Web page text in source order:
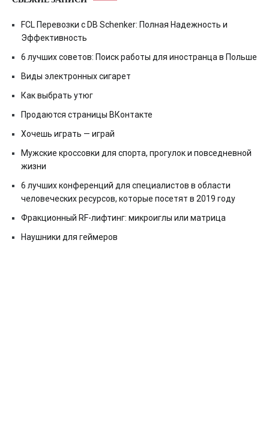
FCL Перевозки с DB Schenker: Полная Надежность и
Эффективность
6 лучших советов: Поиск работы для иностранца в Польше
Виды электронных сигарет
Как выбрать утюг
Продаются страницы ВКонтакте
Хочешь играть — играй
Мужские кроссовки для спорта, прогулок и повседневной
жизни
6 лучших конференций для специалистов в области
человеческих ресурсов, которые посетят в 2019 году
Фракционный RF-лифтинг: микроиглы или матрица
Наушники для геймеров